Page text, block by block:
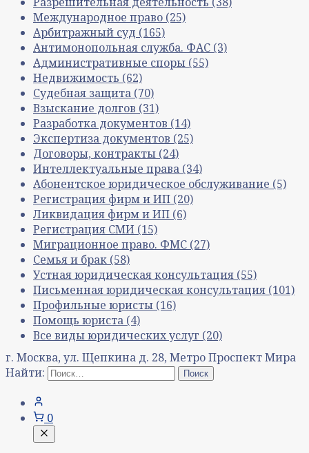
Международное право (25)
Арбитражный суд (165)
Антимонопольная служба. ФАС (3)
Административные споры (55)
Недвижимость (62)
Судебная защита (70)
Взыскание долгов (31)
Разработка документов (14)
Экспертиза документов (25)
Договоры, контракты (24)
Интеллектуальные права (34)
Абонентское юридическое обслуживание (5)
Регистрация фирм и ИП (20)
Ликвидация фирм и ИП (6)
Регистрация СМИ (15)
Миграционное право. ФМС (27)
Семья и брак (58)
Устная юридическая консультация (55)
Письменная юридическая консультация (101)
Профильные юристы (16)
Помощь юриста (4)
Все виды юридических услуг (20)
г. Москва, ул. Щепкина д. 28, Метро Проспект Мира
Найти:
0